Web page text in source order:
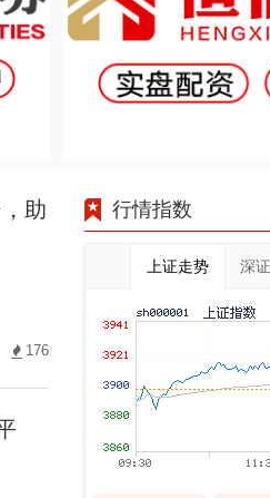
助
176
行情指数
上证走势 深